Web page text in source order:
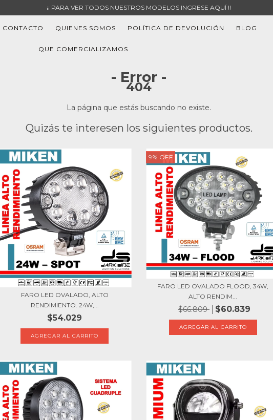
¡¡ PARA VER TODOS NUESTROS MODELOS INGRESE AQUÍ !!
CONTACTO QUIENES SOMOS POLÍTICA DE DEVOLUCIÓN BLOG
QUE COMERCIALIZAMOS
- Error -
404
La página que estás buscando no existe.
Quizás te interesen los siguientes productos.
FARO LED OVALADO, ALTO
RENDIMIENTO. 24W,...
$54.029
9% OFF
FARO LED OVALADO FLOOD, 34W,
ALTO RENDIM...
$66.809 $60.839